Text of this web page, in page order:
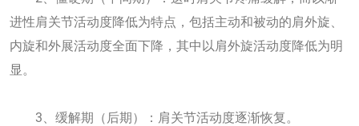
进性肩关节活动度降低为特点，包括主动和被动的肩外旋、
内旋和外展活动度全面下降，其中以肩外旋活动度降低为明
显。
3、缓解期（后期）：肩关节活动度逐渐恢复。